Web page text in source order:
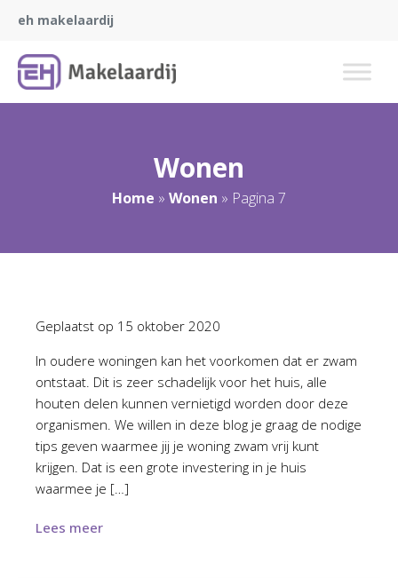
eh makelaardij
Wonen
Home » Wonen » Pagina 7
Geplaatst op 15 oktober 2020
In oudere woningen kan het voorkomen dat er zwam
ontstaat. Dit is zeer schadelijk voor het huis, alle
houten delen kunnen vernietigd worden door deze
organismen. We willen in deze blog je graag de nodige
tips geven waarmee jij je woning zwam vrij kunt
krijgen. Dat is een grote investering in je huis
waarmee je […]
Lees meer